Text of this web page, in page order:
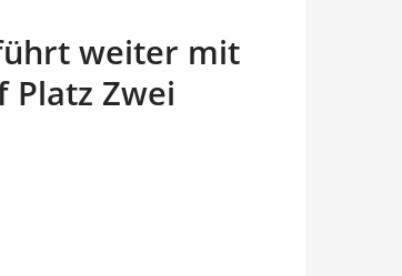
weiter mit
Platz Zwei